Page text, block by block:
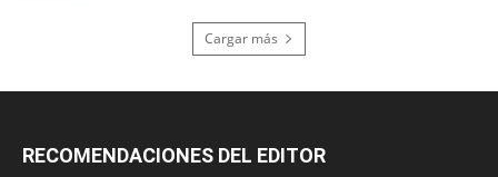
Cargar más
RECOMENDACIONES DEL EDITOR